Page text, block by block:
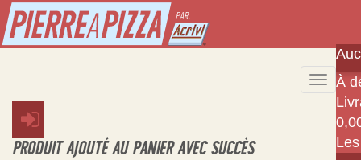
Toggle
À
PRODUIT AJOUTÉ AU PANIER AVEC SUCCÈS